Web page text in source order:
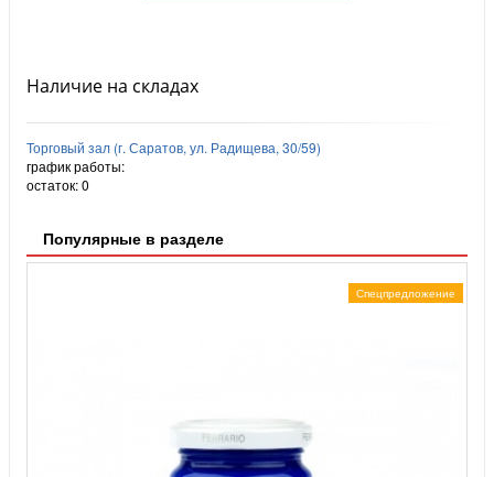
Наличие на складах
Торговый зал (г. Саратов, ул. Радищева, 30/59)
график работы:
остаток:0
Популярные в разделе
Спецпредложение